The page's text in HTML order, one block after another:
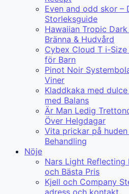
Even and odd skor –
Storleksguide
Hawaiian Tropic
Bränna & Hudvård
Cybex Cloud T i-
för Barn
Pinot Noir
Viner
Kladdkaka med
med Balans
Är Man Ledig
Över Helgdagar
Vita prickar på
Behandling
Nöje
Nars Light Reflecting
och Bästa Pris
Kjell och Company
adress och kontakt